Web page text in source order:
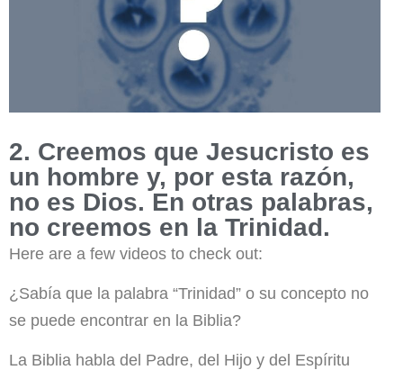
2. Creemos que Jesucristo es
un hombre y, por esta razón,
no es Dios. En otras palabras,
no creemos en la Trinidad.
Here are a few videos to check out:
¿Sabía que la palabra “Trinidad” o su concepto no
se puede encontrar en la Biblia?
La Biblia habla del Padre, del Hijo y del Espíritu